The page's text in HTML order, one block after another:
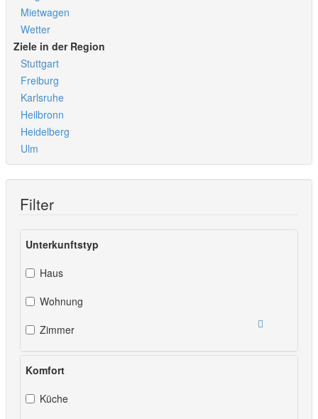
Mietwagen
Wetter
Ziele in der Region
Stuttgart
Freiburg
Karlsruhe
Heilbronn
Heidelberg
Ulm
Filter
Unterkunftstyp
Haus
Wohnung
Zimmer
Komfort
Küche